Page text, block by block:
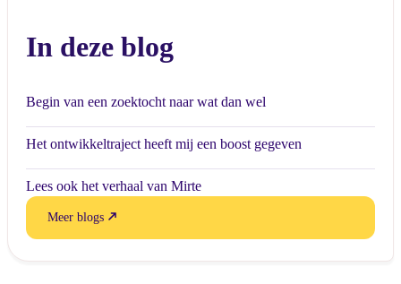
In deze blog
Begin van een zoektocht naar wat dan wel
Het ontwikkeltraject heeft mij een boost gegeven
Lees ook het verhaal van Mirte
Meer blogs